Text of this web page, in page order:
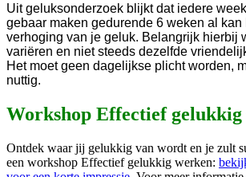
Uit geluksonderzoek blijkt dat iedere
gebaar maken gedurende 6 weken al kan
verhoging van je geluk. Belangrijk hierbij
variëren en niet steeds dezelfde
Het moet geen dagelijkse plicht worden,
nuttig.
Workshop Effectief gelukkig
Ontdek waar jij gelukkig van wordt en je zult
een workshop Effectief gelukkig werken: